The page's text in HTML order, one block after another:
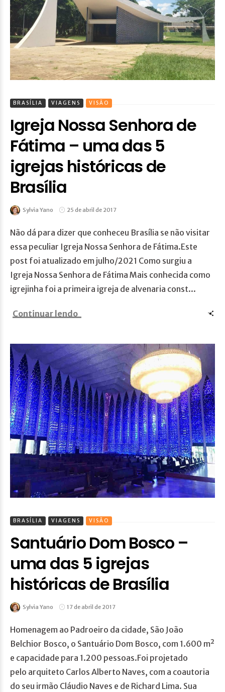
BRASÍLIA VIAGENS VISÃO
Igreja Nossa Senhora de
Fátima – uma das 5
igrejas históricas de
Brasília
Sylvia Yano 25 de abril de 2017
Não dá para dizer que conheceu Brasília se não visitar
essa peculiar Igreja Nossa Senhora de Fátima.Este
post foi atualizado em julho/2021 Como surgiu a
Igreja Nossa Senhora de Fátima Mais conhecida como
igrejinha foi a primeira igreja de alvenaria const...
Continuar lendo
BRASÍLIA VIAGENS VISÃO
Santuário Dom Bosco –
uma das 5 igrejas
históricas de Brasília
Sylvia Yano 17 de abril de 2017
Homenagem ao Padroeiro da cidade, São João
Belchior Bosco, o Santuário Dom Bosco, com 1.600 m²
e capacidade para 1.200 pessoas.Foi projetado
pelo arquiteto Carlos Alberto Naves, com a coautoria
do seu irmão Cláudio Naves e de Richard Lima. Sua